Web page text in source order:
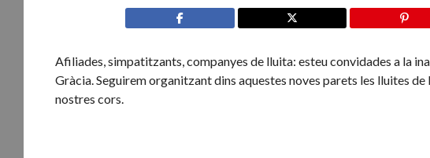
Afiliades, simpatitzants, companyes de lluita: esteu convidades a la
Gràcia. Seguirem organitzant dins aquestes noves parets les lluites
nostres cors.